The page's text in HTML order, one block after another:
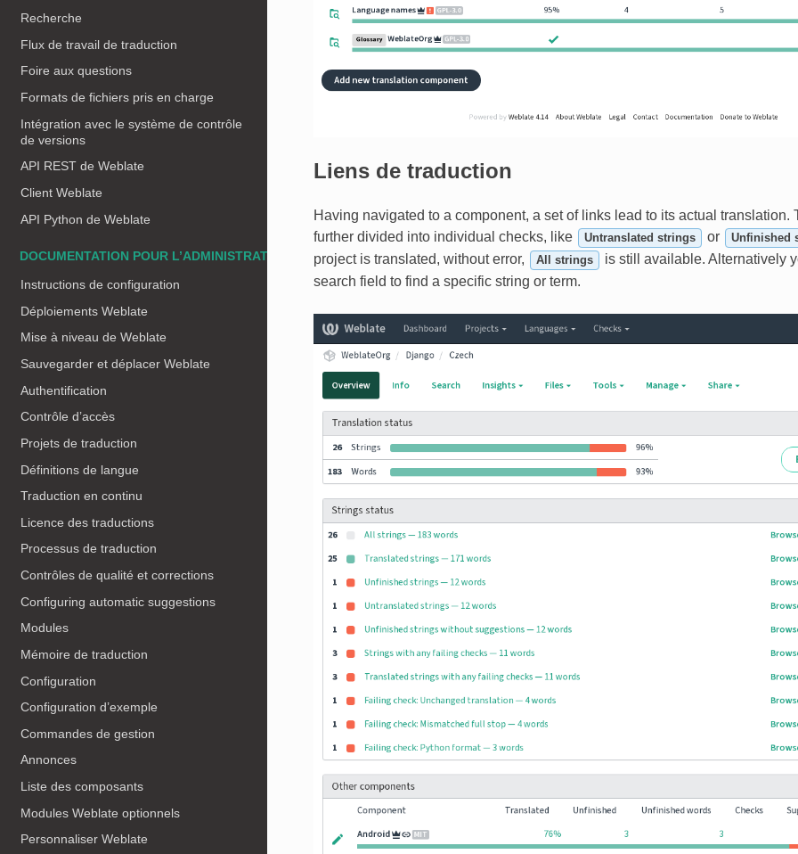
Recherche
Flux de travail de traduction
Foire aux questions
Formats de fichiers pris en charge
Intégration avec le système de contrôle
de versions
API REST de Weblate
Client Weblate
API Python de Weblate
DOCUMENTATION POUR L’ADMINISTRATEUR
Instructions de configuration
Déploiements Weblate
Mise à niveau de Weblate
Sauvegarder et déplacer Weblate
Authentification
Contrôle d’accès
Projets de traduction
Définitions de langue
Traduction en continu
Licence des traductions
Processus de traduction
Contrôles de qualité et corrections
Configuring automatic suggestions
Modules
Mémoire de traduction
Configuration
Configuration d’exemple
Commandes de gestion
Annonces
Liste des composants
Modules Weblate optionnels
Personnaliser Weblate
Liens de traduction
Having navigated to a component, a set of links lead to its actual translation.
further divided into individual checks, like
Untranslated strings or Unfinished
project is translated, without error, All strings
is still available. Alternatively
search field to find a specific string or term.